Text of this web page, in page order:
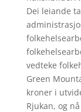
Dei leiande
vedteke
Green
kroner i
Rjukan, og